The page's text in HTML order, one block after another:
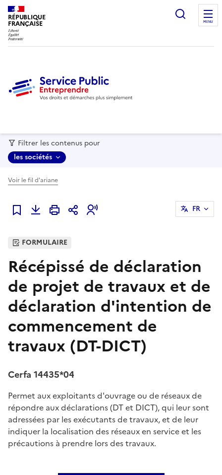
RÉPUBLIQUE
FRANÇAISE MENU
Filtrer les contenus pour
les sociétés
Voir le fil d'ariane
Ajouter à mes favoris
FR
FORMULAIRE
Récépissé de déclaration
de projet de travaux et de
déclaration d'intention de
commencement de
travaux (DT-DICT)
Cerfa 14435*04
Permet aux exploitants d'ouvrage ou de réseaux de
répondre aux déclarations (DT et DICT), qui leur sont
adressées par les exécutants de travaux, et de leur
indiquer la localisation des réseaux en service et les
précautions à prendre lors des travaux.